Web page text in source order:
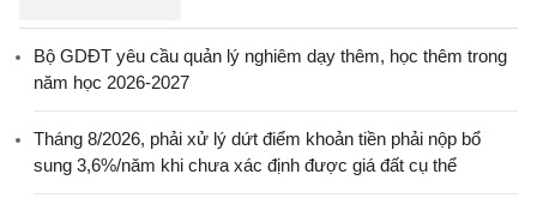
Bộ GDĐT yêu cầu quản lý nghiêm dạy thêm, học thêm trong
năm học 2026-2027
Tháng 8/2026, phải xử lý dứt điểm khoản tiền phải nộp bổ
sung 3,6%/năm khi chưa xác định được giá đất cụ thể